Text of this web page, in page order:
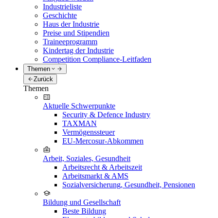
Industrieliste
Geschichte
Haus der Industrie
Preise und Stipendien
Traineeprogramm
Kindertag der Industrie
Competition Compliance-Leitfaden
Themen
Zurück
Themen
Aktuelle Schwerpunkte
Security & Defence Industry
TAXMAN
Vermögenssteuer
EU-Mercosur-Abkommen
Arbeit, Soziales, Gesundheit
Arbeitsrecht & Arbeitszeit
Arbeitsmarkt & AMS
Sozialversicherung, Gesundheit, Pensionen
Bildung und Gesellschaft
Beste Bildung